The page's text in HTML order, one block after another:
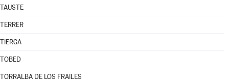
TAUSTE
TERRER
TIERGA
TOBED
TORRALBA DE LOS FRAILES